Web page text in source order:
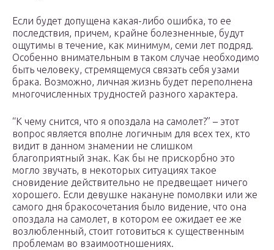
Если будет допущена какая-либо ошибка, то ее
последствия, причем, крайне болезненные, будут
ощутимы в течение, как минимум, семи лет подряд.
Особенно внимательным в таком случае необходимо
быть человеку, стремящемуся связать себя узами
брака. Возможно, личная жизнь будет переполнена
многочисленных трудностей разного характера.
“К чему снится, что я опоздала на самолет?” – этот
вопрос является вполне логичным для всех тех, кто
видит в данном знамении не слишком
благоприятный знак. Как бы не прискорбно это
могло звучать, в некоторых ситуациях такое
сновидение действительно не предвещает ничего
хорошего. Если девушке накануне помолвки или же
самого дня бракосочетания было видение, что она
опоздала на самолет, в котором ее ожидает ее же
возлюбленный, стоит готовиться к существенным
проблемам во взаимоотношениях.